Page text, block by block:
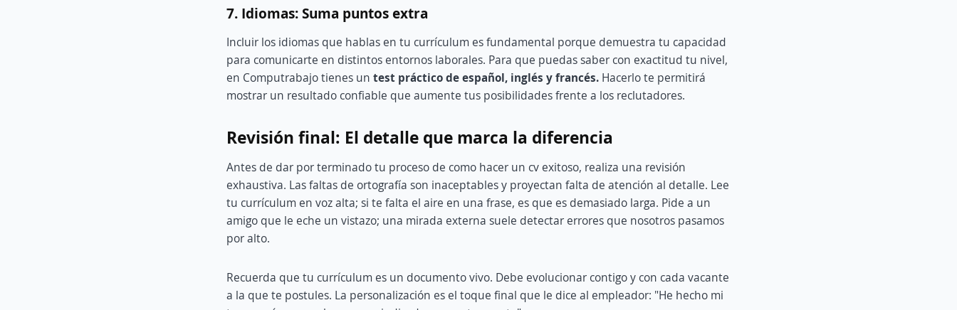
7. Idiomas: Suma puntos extra
Incluir los idiomas que hablas en tu currículum es fundamental porque demuestra tu capacidad
para comunicarte en distintos entornos laborales. Para que puedas saber con exactitud tu nivel,
en Computrabajo tienes un test práctico de español, inglés y francés. Hacerlo te permitirá
mostrar un resultado confiable que aumente tus posibilidades frente a los reclutadores.
Revisión final: El detalle que marca la diferencia
Antes de dar por terminado tu proceso de como hacer un cv exitoso, realiza una revisión
exhaustiva. Las faltas de ortografía son inaceptables y proyectan falta de atención al detalle. Lee
tu currículum en voz alta; si te falta el aire en una frase, es que es demasiado larga. Pide a un
amigo que le eche un vistazo; una mirada externa suele detectar errores que nosotros pasamos
por alto.
Recuerda que tu currículum es un documento vivo. Debe evolucionar contigo y con cada vacante
a la que te postules. La personalización es el toque final que le dice al empleador: "He hecho mi